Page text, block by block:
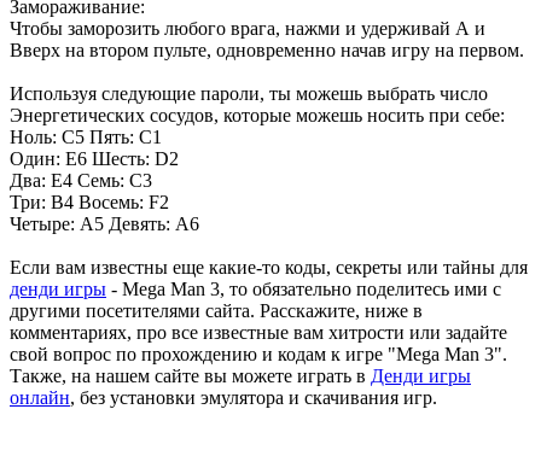
Замораживание:
Чтобы заморозить любого врага, нажми и удерживай А и
Вверх на втором пульте, одновременно начав игру на первом.
Используя следующие пароли, ты можешь выбрать число
Энергетичеcких сосудов, которые можешь носить при себе:
Ноль: С5 Пять: С1
Один: Е6 Шесть: D2
Два: Е4 Семь: С3
Три: В4 Восемь: F2
Четыре: А5 Девять: А6
Если вам известны еще какие-то коды, секреты или тайны для
денди игры - Mega Man 3, то обязательно поделитесь ими с
другими посетителями сайта. Расскажите, ниже в
комментариях, про все известные вам хитрости или задайте
свой вопрос по прохождению и кодам к игре "Mega Man 3".
Также, на нашем сайте вы можете играть в Денди игры
онлайн, без установки эмулятора и скачивания игр.